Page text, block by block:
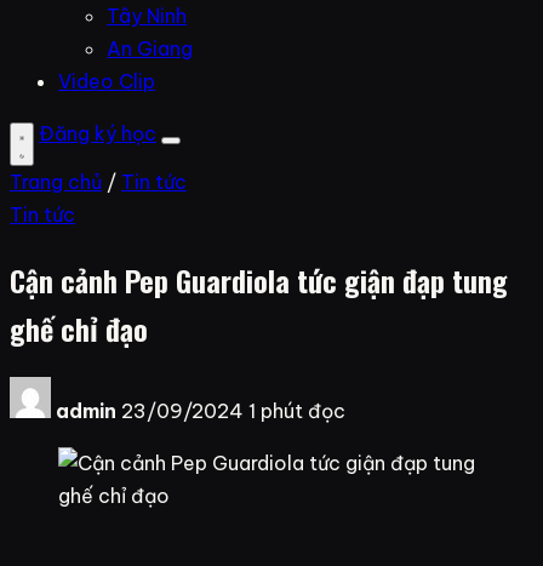
Tây Ninh
An Giang
Video Clip
Đăng ký học
Trang chủ / Tin tức
Tin tức
Cận cảnh Pep Guardiola tức giận đạp tung
ghế chỉ đạo
admin 23/09/2024 1 phút đọc